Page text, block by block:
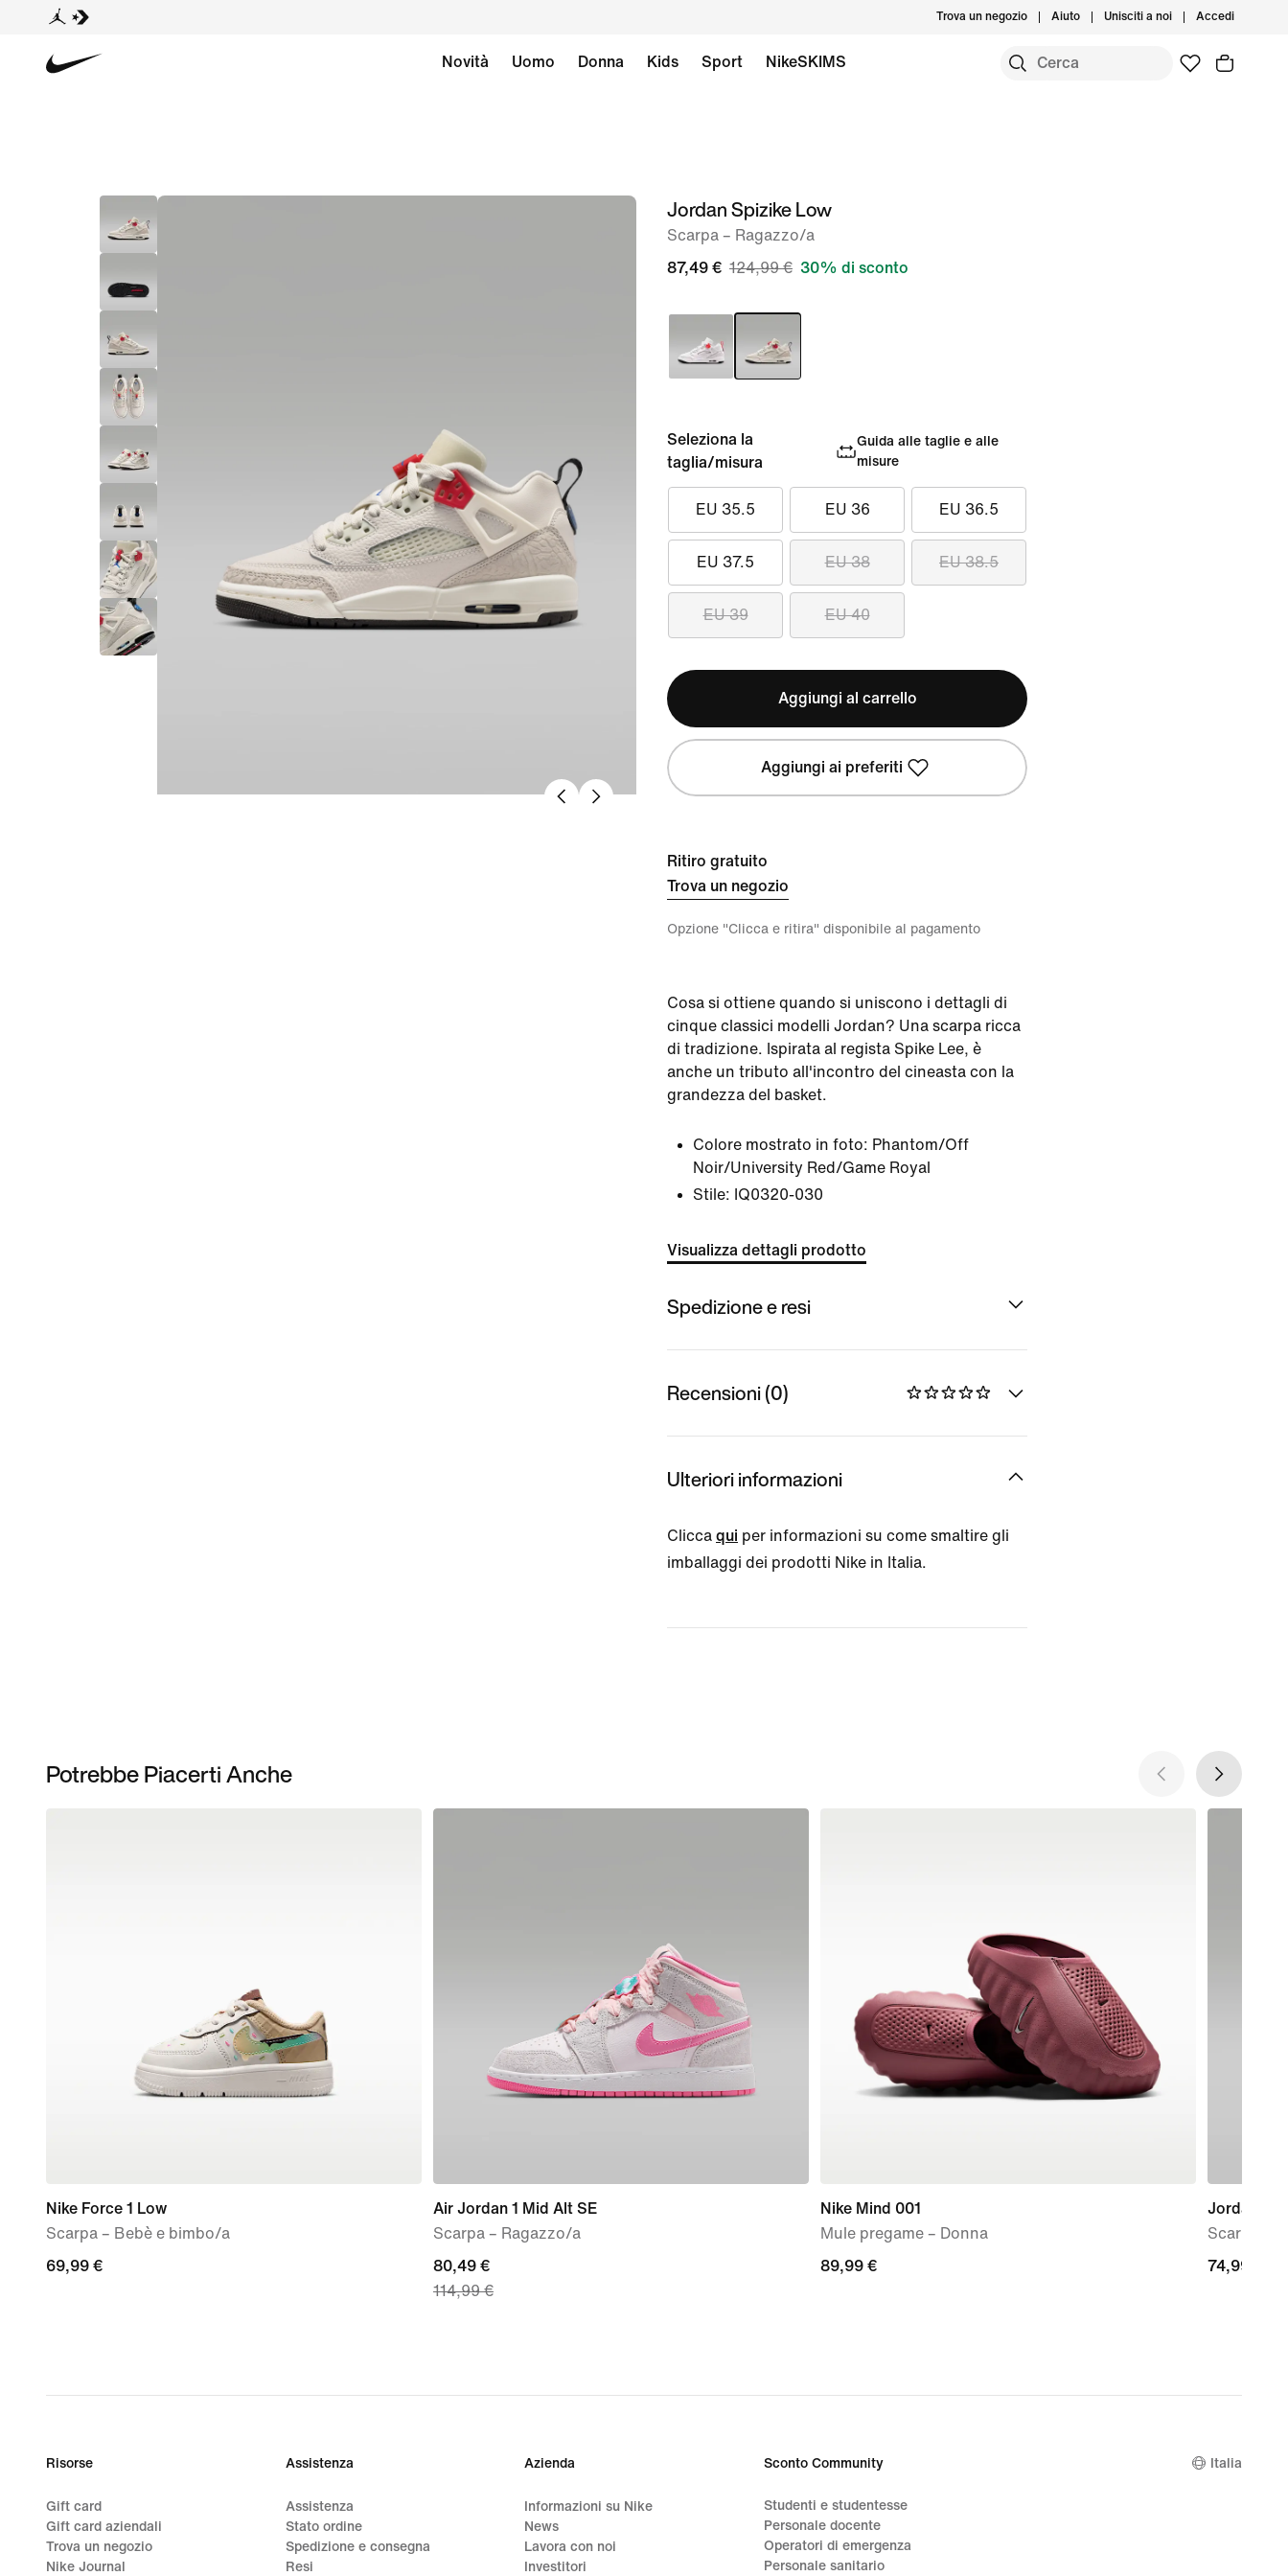
Trova un negozio Aiuto Unisciti a noi Accedi
Novità Uomo Donna Kids Sport NikeSKIMS
immagine
Jordan Spizike Low
Scarpa – Ragazzo/a
87,49 € 124,99 € 30% di sconto
Seleziona la
taglia/misura
Guida alle taglie e alle
misure
EU 35.5 EU 36 EU 36.5
EU 37.5 EU 38 EU 38.5
EU 39 EU 40
Aggiungi al carrello
Aggiungi ai preferiti
Ritiro gratuito
Trova un negozio
Opzione "Clicca e ritira" disponibile al pagamento
Cosa si ottiene quando si uniscono i dettagli di
cinque classici modelli Jordan? Una scarpa ricca
di tradizione. Ispirata al regista Spike Lee, è
anche un tributo all'incontro del cineasta con la
grandezza del basket.
Colore mostrato in foto: Phantom/Off
Noir/University Red/Game Royal
Stile: IQ0320-030
Visualizza dettagli prodotto
Spedizione e resi
Recensioni (0)
Ulteriori informazioni
Clicca qui per informazioni su come smaltire gli
imballaggi dei prodotti Nike in Italia.
Potrebbe Piacerti Anche
Nike Force 1 Low
Scarpa – Bebè e bimbo/a
69,99
69,99 €
Air Jordan 1 Mid Alt SE
Scarpa – Ragazzo/a
current
price
price
80,49 €
114,99 €
Nike Mind 001
Mule pregame – Donna
89,99
89,99 €
Jordan 1
Scarpa –
74,99
74,99 €
Risorse
Gift card
Gift card aziendali
Trova un negozio
Nike Journal
Assistenza
Assistenza
Stato ordine
Spedizione e consegna
Resi
Azienda
Informazioni su Nike
News
Lavora con noi
Investitori
Sconto Community
Studenti e studentesse
Personale docente
Operatori di emergenza
Personale sanitario
Italia